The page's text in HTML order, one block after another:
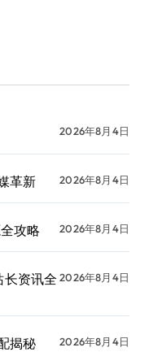
2026年8月4日
革新 2026年8月4日
攻略 2026年8月4日
资讯全 2026年8月4日
揭秘 2026年8月4日